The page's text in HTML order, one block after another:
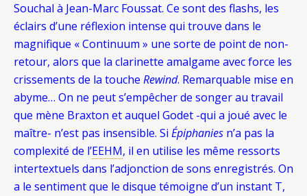
Souchal à Jean-Marc Foussat. Ce sont des flashs, les
éclairs d’une réflexion intense qui trouve dans le
magnifique « Continuum » une sorte de point de non-
retour, alors que la clarinette amalgame avec force les
crissements de la touche Rewind. Remarquable mise en
abyme… On ne peut s’empêcher de songer au travail
que mène Braxton et auquel Godet -qui a joué avec le
maître- n’est pas insensible. Si Épiphanies n’a pas la
complexité de l’EEHM, il en utilise les même ressorts
intertextuels dans l’adjonction de sons enregistrés. On
a le sentiment que le disque témoigne d’un instant T,